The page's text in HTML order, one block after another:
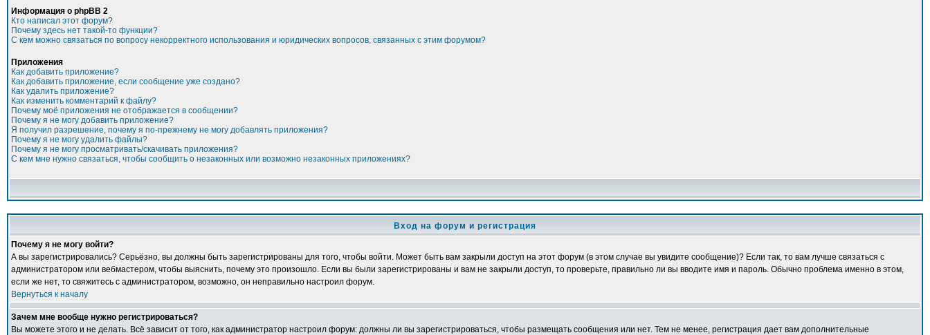
Информация о phpBB 2
Кто написал этот форум?
Почему здесь нет такой-то функции?
С кем можно связаться по вопросу некорректного использования и юридических вопросов, связанных с этим форумом?
Приложения
Как добавить приложение?
Как добавить приложение, если сообщение уже создано?
Как удалить приложение?
Как изменить комментарий к файлу?
Почему моё приложения не отображается в сообщении?
Почему я не могу добавить приложение?
Я получил разрешение, почему я по-прежнему не могу добавлять приложения?
Почему я не могу удалить файлы?
Почему я не могу просматривать/скачивать приложения?
С кем мне нужно связаться, чтобы сообщить о незаконных или возможно незаконных приложениях?
Вход на форум и регистрация
Почему я не могу войти?
А вы зарегистрировались? Серьёзно, вы должны быть зарегистрированы для того, чтобы войти. Может быть вам закрыли доступ на этот форум (в этом случае вы увидите сообщение)? Если так, то вам лучше связаться с
администратором или вебмастером, чтобы выяснить, почему это произошло. Если вы были зарегистрированы и вам не закрыли доступ, то проверьте, правильно ли вы вводите имя и пароль. Обычно проблема именно в этом,
если же нет, то свяжитесь с администратором, возможно, он неправильно настроил форум.
Вернуться к началу
Зачем мне вообще нужно регистрироваться?
Вы можете этого и не делать. Всё зависит от того, как администратор настроил форум: должны ли вы зарегистрироваться, чтобы размещать сообщения или нет. Тем не менее, регистрация дает вам дополнительные